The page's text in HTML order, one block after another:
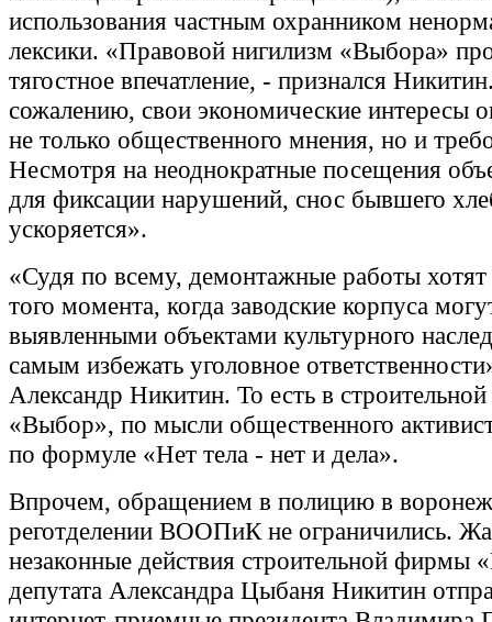
использования частным охранником
лексики. «Правовой нигилизм «Выбора»
тягостное впечатление, - признался
сожалению, свои экономические интересы
не только общественного мнения, но и
Несмотря на неоднократные посещения
для фиксации нарушений, снос бывшего
ускоряется».
«Судя по всему, демонтажные работы
того момента, когда заводские корпуса
выявленными объектами культурного
самым избежать уголовное
Александр Никитин. То есть в
«Выбор», по мысли общественного
по формуле «Нет тела - нет и дела».
Впрочем, обращением в полицию в
реготделении ВООПиК не ограничились.
незаконные действия строительной фирмы
депутата Александра Цыбаня Никитин